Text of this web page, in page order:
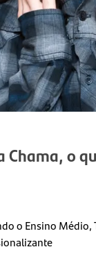
Chama, o
o Ensino Médio,